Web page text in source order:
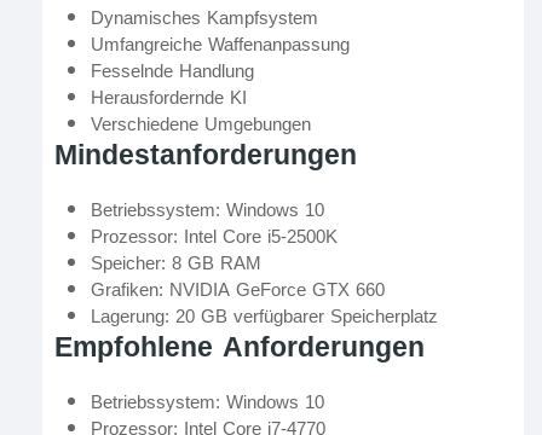
Dynamisches Kampfsystem
Umfangreiche Waffenanpassung
Fesselnde Handlung
Herausfordernde KI
Verschiedene Umgebungen
Mindestanforderungen
Betriebssystem: Windows 10
Prozessor: Intel Core i5-2500K
Speicher: 8 GB RAM
Grafiken: NVIDIA GeForce GTX 660
Lagerung: 20 GB verfügbarer Speicherplatz
Empfohlene Anforderungen
Betriebssystem: Windows 10